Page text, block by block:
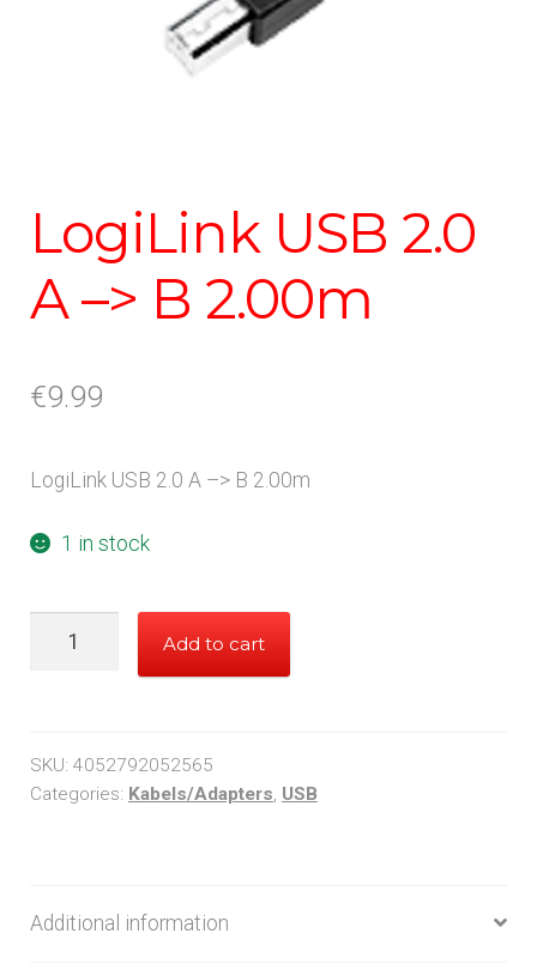
LogiLink USB 2.0
A –> B 2.00m
€9.99
LogiLink USB 2.0 A –> B 2.00m
1 in stock
-
-
quantity
Add to cart
SKU: 4052792052565
Categories: Kabels/Adapters, USB
Additional information